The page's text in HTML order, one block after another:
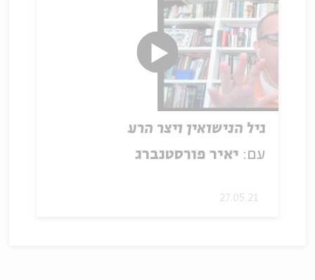
גיל הנישואין ויצר הרע
עם: יאיר פורסטנברג
27.05.21